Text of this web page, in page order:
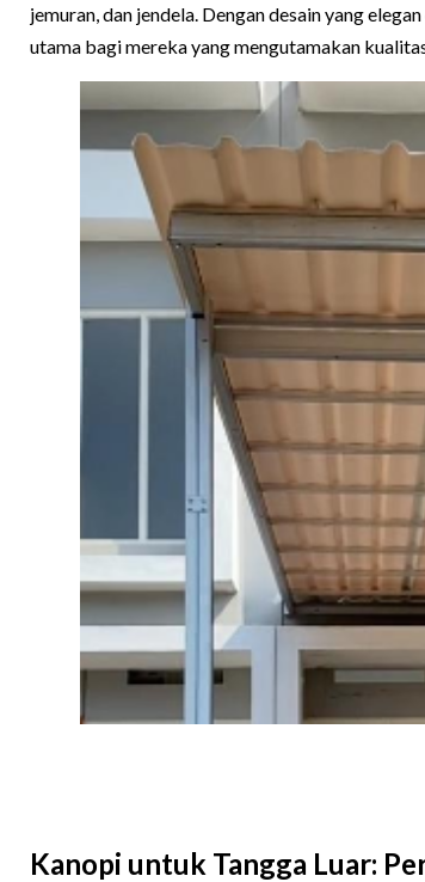
jemuran, dan jendela. Dengan desain yang
utama bagi mereka yang mengutamakan
Kanopi untuk Tangga Luar: